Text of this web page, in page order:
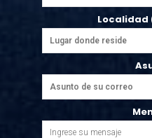
Localidad